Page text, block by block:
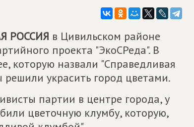
РОССИЯ в Цивильском районе
проекта "ЭкоСРеда". В
которую назвали "Справедливая
решили украсить город цветами.
партии в центре города, у
цветочную клумбу, которую,